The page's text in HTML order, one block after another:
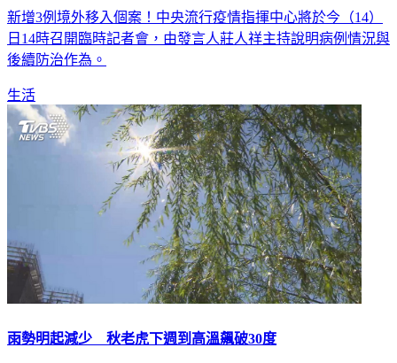
新增3例境外移入個案！中央流行疫情指揮中心將於今（14）
日14時召開臨時記者會，由發言人莊人祥主持說明病例情況與
後續防治作為。
生活
雨勢明起減少 秋老虎下週到高溫飆破30度